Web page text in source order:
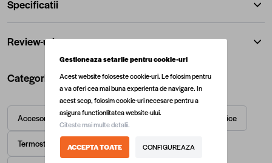
Specificatii
Review-uri
Categorii utile
Accesorii centrale termice Centrale termice Termice
Termostate Termostate electronice / digitale
Gestioneaza setarile pentru cookie-uri
Acest website foloseste cookie-uri. Le folosim pentru
a va oferi cea mai buna experienta de navigare. In
acest scop, folosim cookie-uri necesare pentru a
asigura functionlitatea website-ului.
Citeste mai multe detalii.
ACCEPTA TOATE CONFIGUREAZA